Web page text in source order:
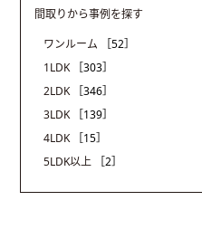
間取りから事例を探す
ワンルーム
［52］
1LDK
［303］
2LDK
［346］
3LDK
［139］
4LDK
［15］
5LDK以上
［2］